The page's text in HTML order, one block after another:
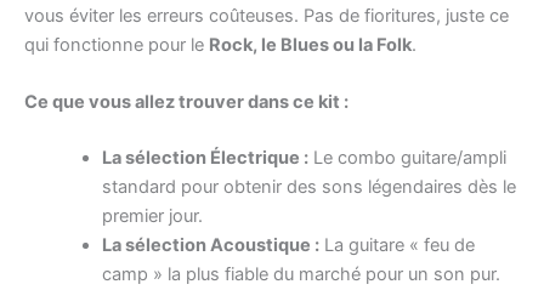
vous éviter les erreurs coûteuses. Pas de fioritures, juste ce
qui fonctionne pour le Rock, le Blues ou la Folk.
Ce que vous allez trouver dans ce kit :
La sélection Électrique :Le combo guitare/ampli
standard pour obtenir des sons légendaires dès le
premier jour.
La sélection Acoustique :La guitare « feu de
camp » la plus fiable du marché pour un son pur.